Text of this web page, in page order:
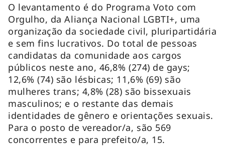
O levantamento é do Programa Voto com
Orgulho, da Aliança Nacional LGBTI+, uma
organização da sociedade civil, pluripartidária
e sem fins lucrativos. Do total de pessoas
candidatas da comunidade aos cargos
públicos neste ano, 46,8% (274) de gays;
12,6% (74) são lésbicas; 11,6% (69) são
mulheres trans; 4,8% (28) são bissexuais
masculinos; e o restante das demais
identidades de gênero e orientações sexuais.
Para o posto de vereador/a, são 569
concorrentes e para prefeito/a, 15.